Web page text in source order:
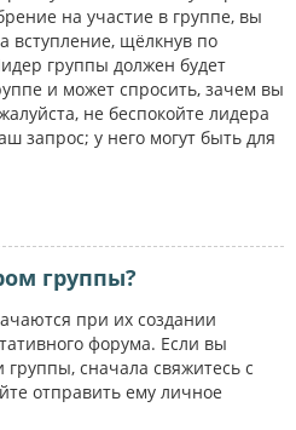
на участие в группе, вы
вступление, щёлкнув по
группы должен будет
и может спросить, зачем вы
не беспокойте лидера
запрос; у него могут быть для
группы?
при их создании
форума. Если вы
сначала свяжитесь с
отправить ему личное